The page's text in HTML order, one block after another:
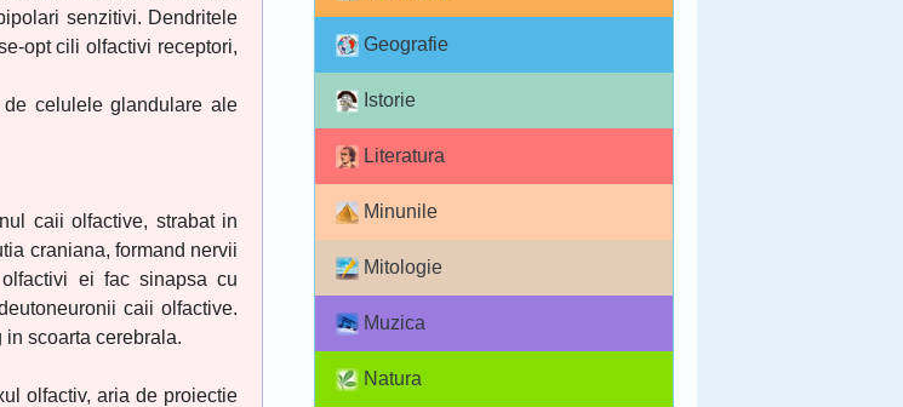
senzitivi. Dendritele
opt cili olfactivi receptori,
celulele glandulare ale
caii olfactive, strabat in
craniana, formand nervii
ei fac sinapsa cu
caii olfactive.
scoarta cerebrala.
olfactiv, aria de proiectie
Geografie
Istorie
Literatura
Minunile
Mitologie
Muzica
Natura